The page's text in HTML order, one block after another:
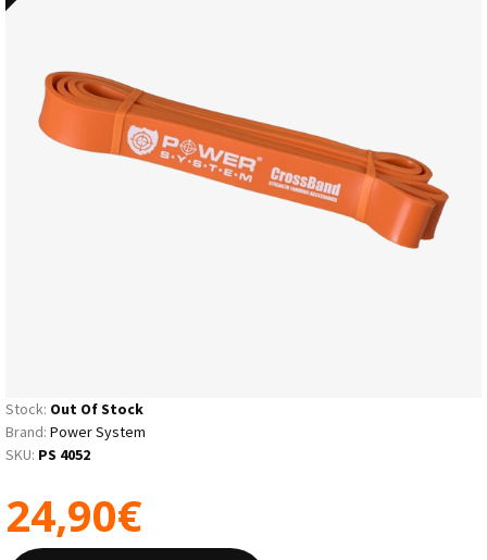
Stock: Out Of Stock
Brand: Power System
SKU: PS 4052
24,90€